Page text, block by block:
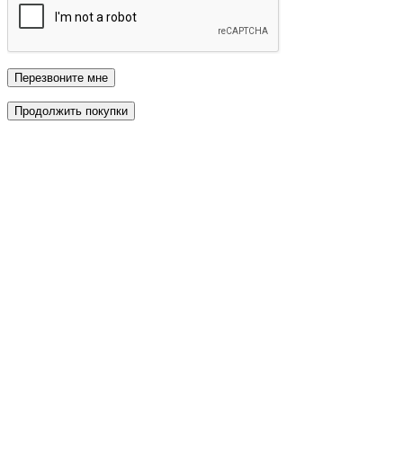
Перезвоните мне
Продолжить покупки